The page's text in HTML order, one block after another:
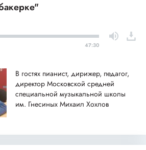
47:30
В гостях пианист, дирижер, педагог,
директор Московской средней
специальной музыкальной школы
им. Гнесиных Михаил Хохлов